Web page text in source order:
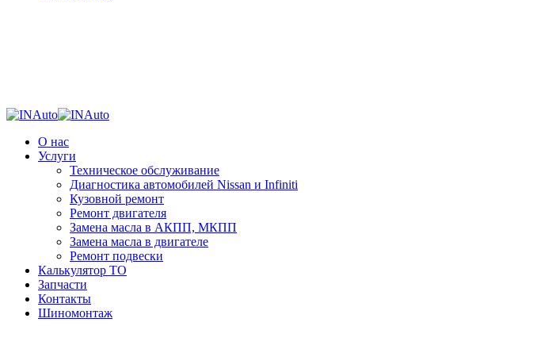
О нас
Услуги
Техническое обслуживание
Диагностика автомобилей Nissan и Infiniti
Кузовной ремонт
Ремонт двигателя
Замена масла в АКПП, МКПП
Замена масла в двигателе
Ремонт подвески
Калькулятор ТО
Запчасти
Контакты
Шиномонтаж